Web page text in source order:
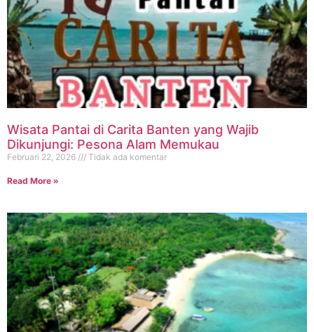
Wisata Pantai di Carita Banten yang Wajib
Dikunjungi: Pesona Alam Memukau
Februari 22, 2026 Tidak ada komentar
Read More »